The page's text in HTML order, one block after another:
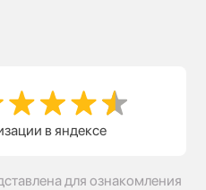
в яндексе
для ознакомления